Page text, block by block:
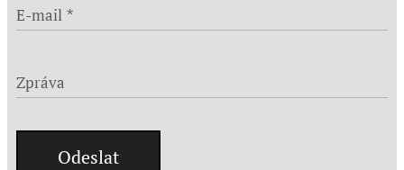
E-mail
Zpráva
Odeslat